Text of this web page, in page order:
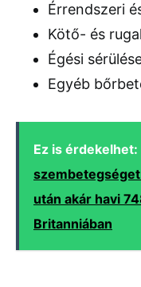
Érrendszeri
Kötő- és
Égési
Egyéb
Ez is érdekelhet:
után akár havi
Britanniában